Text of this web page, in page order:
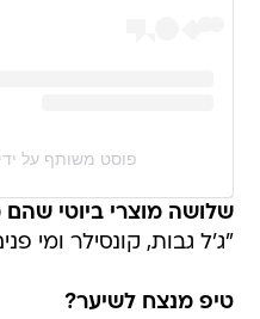
פוסט משותף על ידי ‏‎????‎‏ (@‏‎emmaalfii‎‏)
שלושה מוצרי ביוטי
"ג'ל גבות, קונסילר ומי
טיפ מנצח לשיער?